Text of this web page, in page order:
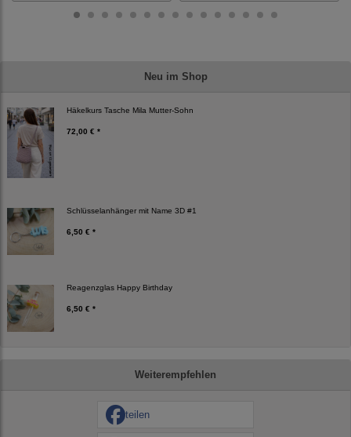
Neu im Shop
Häkelkurs Tasche Mila Mutter-Sohn
72,00 € *
Schlüsselanhänger mit Name 3D #1
6,50 € *
Reagenzglas Happy Birthday
6,50 € *
Weiterempfehlen
teilen